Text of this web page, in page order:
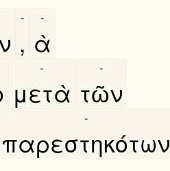
,
-
ὰ
-
μετὰ
-
τῶν
-
παρεστηκότων
-